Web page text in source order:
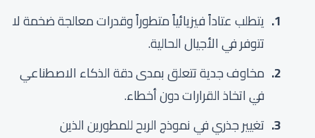
يتطلب عتاداً فيزيائياً متطوراً وقدرات معالجة ضخمة لا
تتوفر في الأجيال الحالية.
مخاوف جدية تتعلق بمدى دقة الذكاء الاصطناعي
في اتخاذ القرارات دون أخطاء.
تغيير جذري في نموذج الربح للمطورين الذين